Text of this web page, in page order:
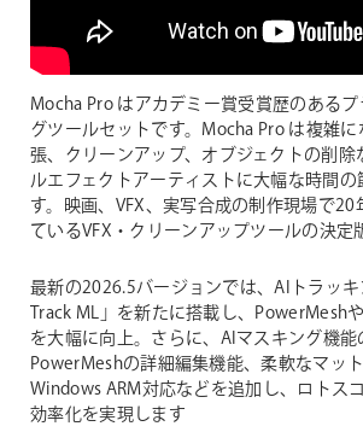
Mocha Pro はアカデミー賞受賞歴のある
グツールセットです。Mocha Pro は複雑
張、クリーンアップ、オブジェクトの削除
ルエフェクトアーティストに大幅な時間
す。映画、VFX、実写合成の制作現場で
ているVFX・クリーンアップツールの決定
最新の2026.5バージョンでは、AIトラッ
Track ML」を新たに搭載し、PowerMesh
を大幅に向上。さらに、AIマスキング機能
PowerMeshの詳細編集機能、柔軟なマット
Windows ARM対応などを追加し、ロトス
効率化を実現します